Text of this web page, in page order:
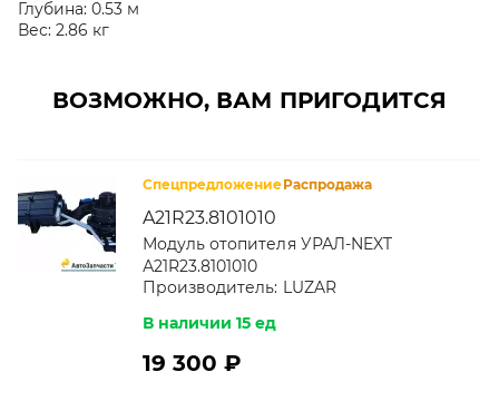
Глубина: 0.53 м
Вес: 2.86 кг
ВОЗМОЖНО, ВАМ ПРИГОДИТСЯ
СпецпредложениеРаспродажа
A21R23.8101010
Модуль отопителя УРАЛ-NEXT
А21R23.8101010
Производитель: LUZAR
В наличии 15 ед
19 300 ₽